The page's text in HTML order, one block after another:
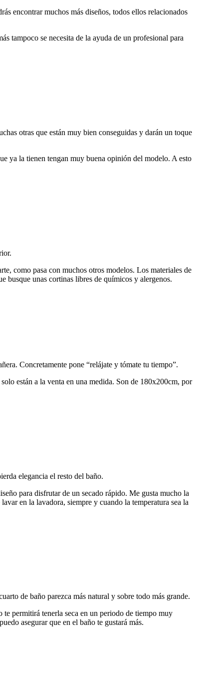
encontrar muchos más diseños, todos ellos relacionados
tampoco se necesita de la ayuda de un profesional para
otras que están muy bien conseguidas y darán un toque
ya la tienen tengan muy buena opinión del modelo. A esto
como pasa con muchos otros modelos. Los materiales de
busque unas cortinas libres de químicos y alergenos.
Concretamente pone “relájate y tómate tu tiempo”.
están a la venta en una medida. Son de 180x200cm, por
elegancia el resto del baño.
para disfrutar de un secado rápido. Me gusta mucho la
en la lavadora, siempre y cuando la temperatura sea la
de baño parezca más natural y sobre todo más grande.
permitirá tenerla seca en un periodo de tiempo muy
asegurar que en el baño te gustará más.